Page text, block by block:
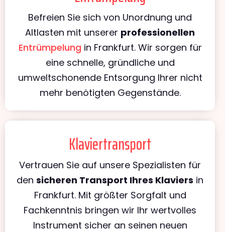
Befreien Sie sich von Unordnung und
Altlasten mit unserer professionellen
Entrümpelung in Frankfurt. Wir sorgen für
eine schnelle, gründliche und
umweltschonende Entsorgung Ihrer nicht
mehr benötigten Gegenstände.
Klaviertransport
Vertrauen Sie auf unsere Spezialisten für
den sicheren Transport Ihres Klaviers in
Frankfurt. Mit größter Sorgfalt und
Fachkenntnis bringen wir Ihr wertvolles
Instrument sicher an seinen neuen